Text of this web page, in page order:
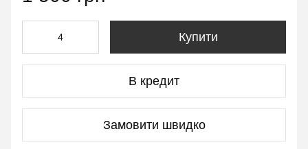
Купити
В кредит
Замовити швидко